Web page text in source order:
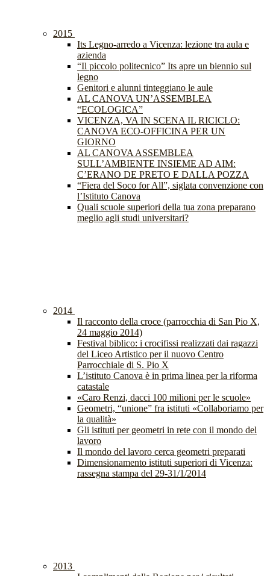
2015
Its Legno-arredo a Vicenza: lezione tra aula e
azienda
“Il piccolo politecnico” Its apre un biennio sul
legno
Genitori e alunni tinteggiano le aule
AL CANOVA UN’ASSEMBLEA
“ECOLOGICA”
VICENZA, VA IN SCENA IL RICICLO:
CANOVA ECO-OFFICINA PER UN
GIORNO
AL CANOVA ASSEMBLEA
SULL’AMBIENTE INSIEME AD AIM:
C’ERANO DE PRETO E DALLA POZZA
“Fiera del Soco for All”, siglata convenzione con
l’Istituto Canova
Quali scuole superiori della tua zona preparano
meglio agli studi universitari?
2014
Il racconto della croce (parrocchia di San Pio X,
24 maggio 2014)
Festival biblico: i crocifissi realizzati dai ragazzi
del Liceo Artistico per il nuovo Centro
Parrocchiale di S. Pio X
L’istituto Canova è in prima linea per la riforma
catastale
«Caro Renzi, dacci 100 milioni per le scuole»
Geometri, “unione” fra istituti «Collaboriamo per
la qualità»
Gli istituti per geometri in rete con il mondo del
lavoro
Il mondo del lavoro cerca geometri preparati
Dimensionamento istituti superiori di Vicenza:
rassegna stampa del 29-31/1/2014
2013